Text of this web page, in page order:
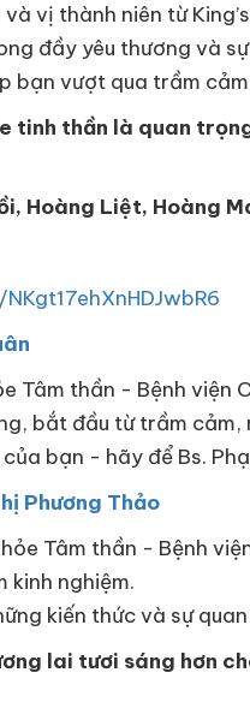
vị thành niên từ
đầy yêu thương và
bạn vượt qua trầm
tinh thần là quan
Hoàng Liệt, Hoàng
Tâm thần - Bệnh viện
bắt đầu từ trầm
bạn - hãy để Bs.
Phương Thảo
Tâm thần - Bệnh
kinh nghiệm.
kiến thức và sự
lai tươi sáng hơn